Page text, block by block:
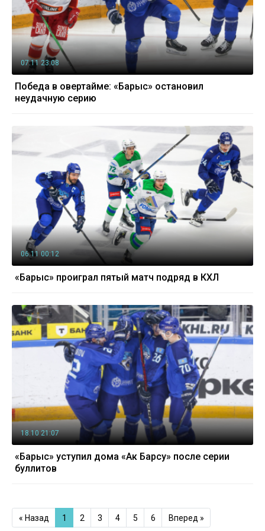
07.11 23:08
Победа в овертайме: «Барыс» остановил
неудачную серию
06.11 00:12
«Барыс» проиграл пятый матч подряд в КХЛ
18.10 21:07
«Барыс» уступил дома «Ак Барсу» после серии
буллитов
« Назад 1 2 3 4 5 6 Вперед »